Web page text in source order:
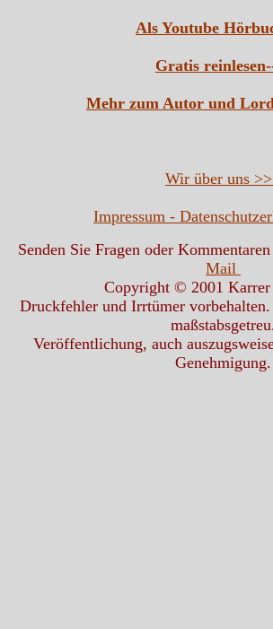
Als Youtube
Gratis
Mehr zum Autor und
Wir über uns
Impressum -
Senden Sie Fragen oder
Mail
Copyright © 2001 Karrer
Druckfehler und Irrtümer
Veröffentlichung, auch
Genehmigung.